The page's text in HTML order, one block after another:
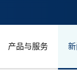
产品与服务